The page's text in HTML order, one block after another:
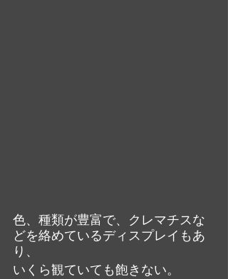
色、種類が豊富で、クレマチスな
どを絡めているディスプレイもあ
り、
いくら観ていても飽きない。